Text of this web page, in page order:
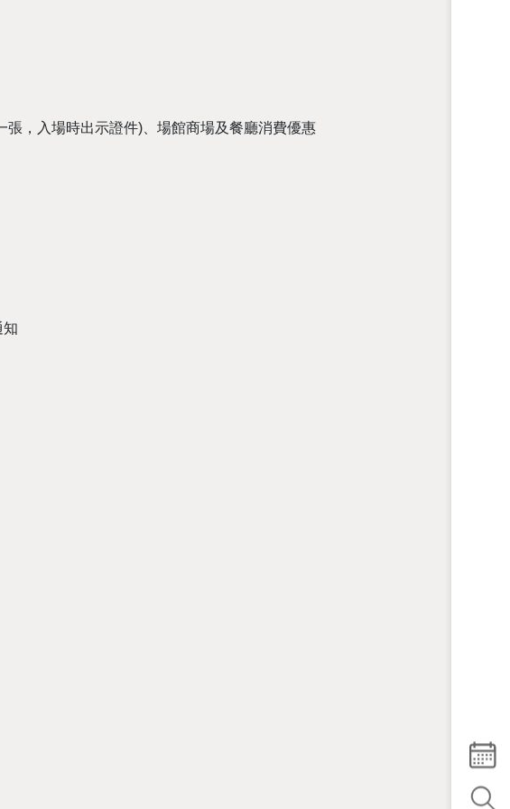
，入場時出示證件)、場館商場及餐廳消費優惠
知